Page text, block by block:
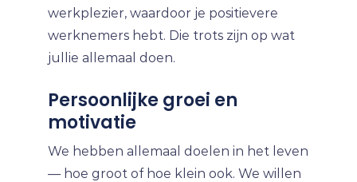
werkplezier, waardoor je positievere
werknemers hebt. Die trots zijn op wat
jullie allemaal doen.
Persoonlijke groei en
motivatie
We hebben allemaal doelen in het leven
— hoe groot of hoe klein ook. We willen